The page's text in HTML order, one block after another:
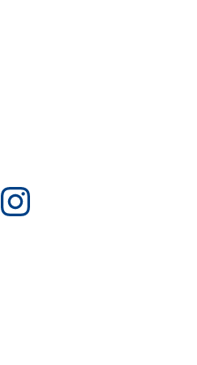
Instagram